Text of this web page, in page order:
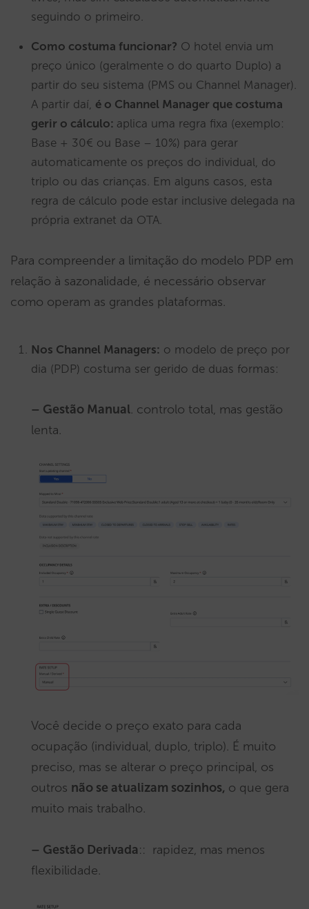
seguindo o primeiro.
Como costuma funcionar? O hotel envia um
preço único (geralmente o do quarto Duplo) a
partir do seu sistema (PMS ou Channel Manager).
A partir daí, é o Channel Manager que costuma
gerir o cálculo: aplica uma regra fixa (exemplo:
Base + 30€ ou Base – 10%) para gerar
automaticamente os preços do individual, do
triplo ou das crianças. Em alguns casos, esta
regra de cálculo pode estar inclusive delegada na
própria extranet da OTA.
Para compreender a limitação do modelo PDP em
relação à sazonalidade, é necessário observar
como operam as grandes plataformas.
Nos Channel Managers: o modelo de preço por
dia (PDP) costuma ser gerido de duas formas:
– Gestão Manual. controlo total, mas gestão
lenta.
Você decide o preço exato para cada
ocupação (individual, duplo, triplo). É muito
preciso, mas se alterar o preço principal, os
outros não se atualizam sozinhos, o que gera
muito mais trabalho.
– Gestão Derivada:: rapidez, mas menos
flexibilidade.